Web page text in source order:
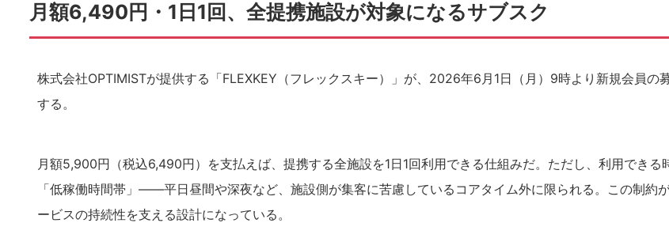
月額6,490円・1日1回、全提携施設が対象になるサブスク
株式会社OPTIMISTが提供する「FLEXKEY（フレックスキー）」が、2026年6月1日（月）9時より新規会員の
する。
月額5,900円（税込6,490円）を支払えば、提携する全施設を1日1回利用できる仕組みだ。ただし、利用できる
「低稼働時間帯」——平日昼間や深夜など、施設側が集客に苦慮しているコアタイム外に限られる。この制約
ービスの持続性を支える設計になっている。